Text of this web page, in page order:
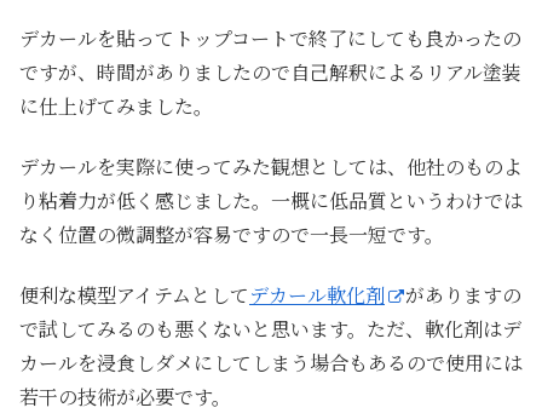
デカールを貼ってトップコートで終了にしても良かったの
ですが、時間がありましたので自己解釈によるリアル塗装
に仕上げてみました。
デカールを実際に使ってみた観想としては、他社のものよ
り粘着力が低く感じました。一概に低品質というわけでは
なく位置の微調整が容易ですので一長一短です。
便利な模型アイテムとしてデカール軟化剤
がありますの
で試してみるのも悪くないと思います。ただ、軟化剤はデ
カールを浸食しダメにしてしまう場合もあるので使用には
若干の技術が必要です。